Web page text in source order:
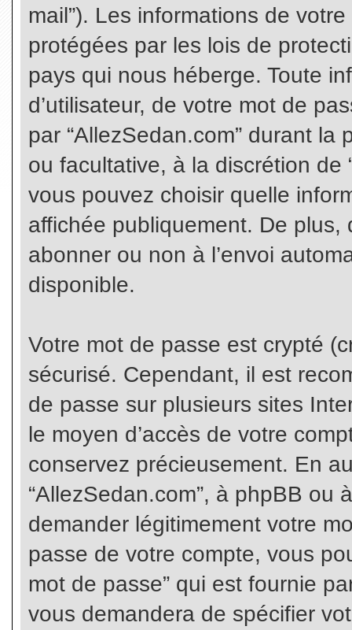
mail”). Les informations de
protégées par les lois de
pays qui nous héberge. Toute
d’utilisateur, de votre mot de
par “AllezSedan.com” durant la
ou facultative, à la discrétion de
vous pouvez choisir quelle
affichée publiquement. De plus,
abonner ou non à l’envoi
disponible.
Votre mot de passe est crypté
sécurisé. Cependant, il est
de passe sur plusieurs sites
le moyen d’accès de votre
conservez précieusement. En
“AllezSedan.com”, à phpBB ou
demander légitimement votre
passe de votre compte, vous
mot de passe” qui est fournie
vous demandera de spécifier